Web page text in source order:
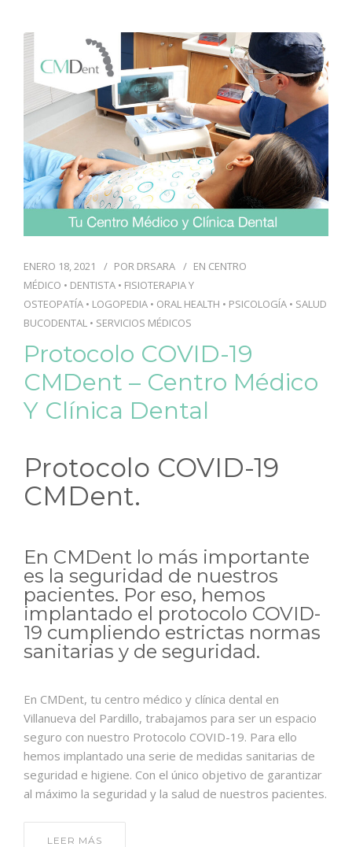
CONTACTO
PIDE CITA
ENERO 18, 2021 POR DRSARA EN CENTRO
MÉDICO • DENTISTA • FISIOTERAPIA Y
OSTEOPATÍA • LOGOPEDIA • ORAL HEALTH • PSICOLOGÍA • SALUD
BUCODENTAL • SERVICIOS MÉDICOS
Protocolo COVID-19
CMDent – Centro Médico
Y Clínica Dental
Protocolo COVID-19
CMDent.
En CMDent lo más importante
es la seguridad de nuestros
pacientes. Por eso, hemos
implantado el protocolo COVID-
19 cumpliendo estrictas normas
sanitarias y de seguridad.
En CMDent, tu centro médico y clínica dental en
Villanueva del Pardillo, trabajamos para ser un espacio
seguro con nuestro Protocolo COVID-19. Para ello
hemos implantado una serie de medidas sanitarias de
seguridad e higiene. Con el único objetivo de garantizar
al máximo la seguridad y la salud de nuestros pacientes.
LEER MÁS